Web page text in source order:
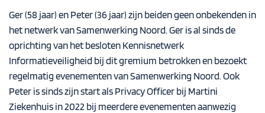
Ger (58 jaar) en Peter (36 jaar) zijn beiden geen onbekenden in
het netwerk van Samenwerking Noord. Ger is al sinds de
oprichting van het besloten Kennisnetwerk
Informatieveiligheid bij dit gremium betrokken en bezoekt
regelmatig evenementen van Samenwerking Noord. Ook
Peter is sinds zijn start als Privacy Officer bij Martini
Ziekenhuis in 2022 bij meerdere evenementen aanwezig